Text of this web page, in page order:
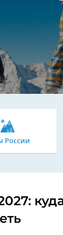
России